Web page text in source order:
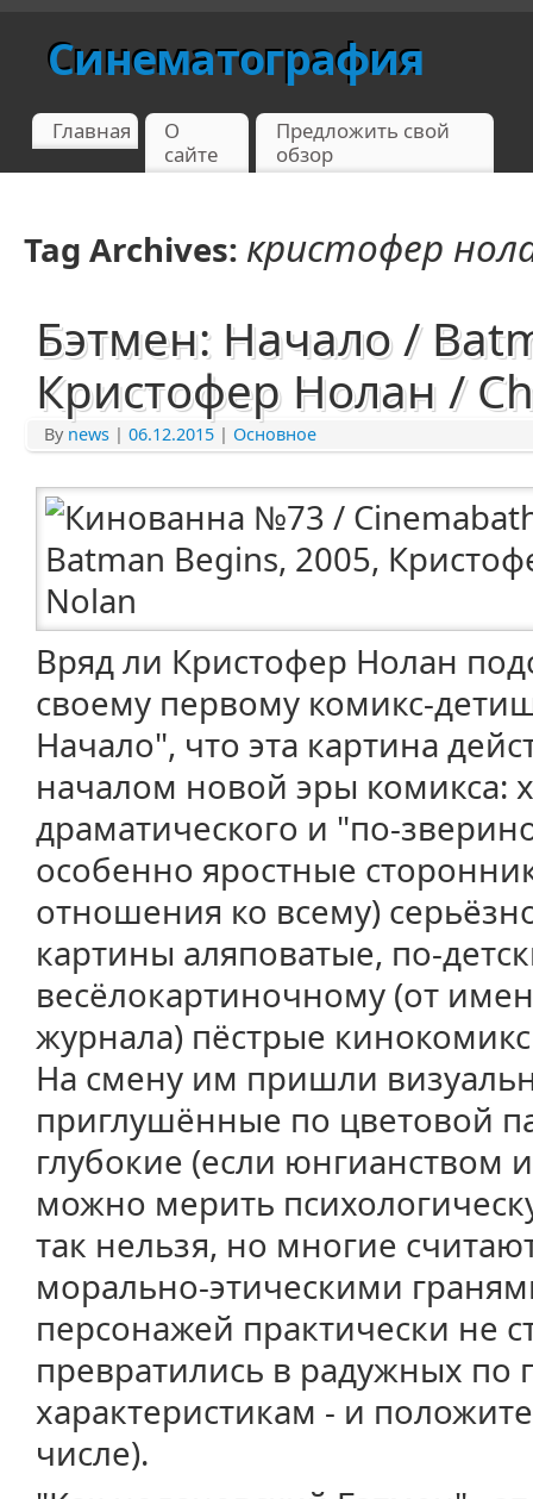
Синематография
Главная
О
сайте
Предложить свой
обзор
Tag Archives: кристофер
Бэтмен: Начало /
Кристофер Нолан /
By news | 06.12.2015 | Основное
Вряд ли Кристофер Нолан
своему первому комикс-
Начало", что эта картина
началом новой эры комикса:
драматического и "по-
особенно яростные
отношения ко всему)
картины аляповатые, по-
весёлокартиночному (от
журнала) пёстрые
На смену им пришли
приглушённые по цветовой
глубокие (если
можно мерить
так нельзя, но многие
морально-этическими
персонажей практически не
превратились в радужных по
характеристикам - и
числе).